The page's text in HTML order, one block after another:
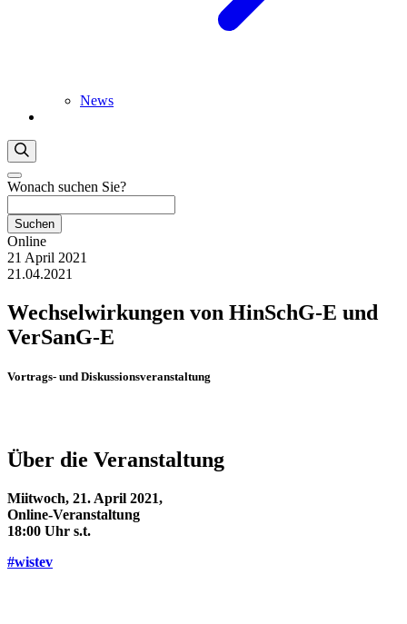
News
Wonach suchen Sie?
Suchen
Online
21 April 2021
21.04.2021
Wechselwirkungen von HinSchG-E und
VerSanG-E
Vortrags- und Diskussionsveranstaltung
Über die Veranstaltung
Miitwoch, 21. April 2021,
Online-Veranstaltung
18:00 Uhr s.t.
#wistev